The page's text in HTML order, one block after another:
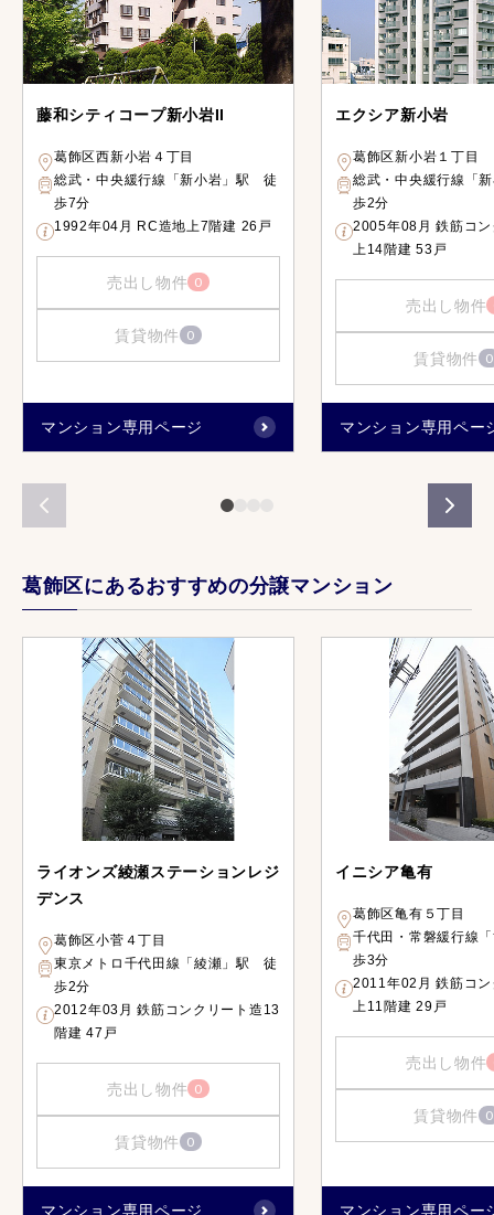
藤和シティコープ新小岩II
葛飾区西新小岩４丁目
総武・中央緩行線「新小岩」駅 徒
歩7分
1992年04月 RC造地上7階建 26戸
売出し物件 0
賃貸物件 0
マンション専用ページ
エクシア新小岩
葛飾区新小岩１丁目
総武・中央緩行線「
歩2分
2005年08月 鉄筋コ
上14階建 53戸
売出し物件
賃貸物件 0
マンション専用ペー
葛飾区にあるおすすめの分譲マンション
ライオンズ綾瀬ステーションレジ
デンス
葛飾区小菅４丁目
東京メトロ千代田線「綾瀬」駅 徒
歩2分
2012年03月 鉄筋コンクリート造13
階建 47戸
売出し物件 0
賃貸物件 0
マンション専用ページ
イニシア亀有
葛飾区亀有５丁目
千代田・常磐緩行線
歩3分
2011年02月 鉄筋コ
上11階建 29戸
売出し物件
賃貸物件 0
マンション専用ペー